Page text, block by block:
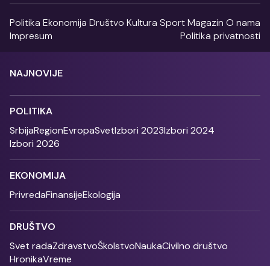
Politika Ekonomija Društvo Kultura SportMagazin O nama
Impresum
Politika privatnosti
NAJNOVIJE
POLITIKA
SrbijaRegionEvropaSvetIzbori 2023Izbori 2024
Izbori 2026
EKONOMIJA
PrivredaFinansijeEkologija
DRUŠTVO
Svet radaZdravstvoŠkolstvoNaukaCivilno društvo
HronikaVreme